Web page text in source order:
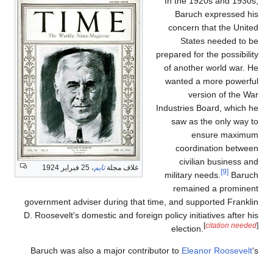
غلاف مجلةتايم، 25 فبراير 1924
Baruch expressed his
concern that the United
States needed to be
prepared for the possibility
of another world war. He
wanted a more powerful
version of the War
Industries Board, which he
saw as the only way to
ensure maximum
coordination between
civilian business and
military needs.
Baruch
remained a prominent
government adviser during that time, and supported Franklin
D. Roosevelt's domestic and foreign policy initiatives after his
election.[citation needed
Baruch was also a major contributor toEleanor Roosevelt